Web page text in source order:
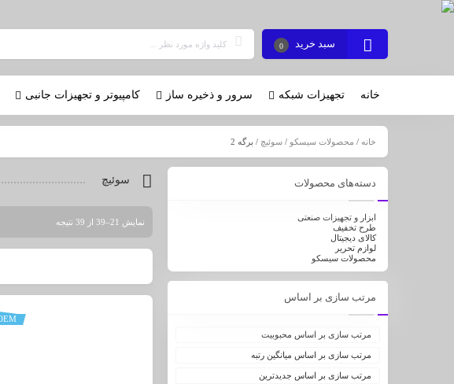
سبد خرید 0
خانه تجهیزات شبکه سرور و ذخیره ساز کامپیوتر و تجهیزات جانبی
خانه / محصولات سیسکو / سوئیچ / برگه 2
سوئیچ
نمایش 21–39 از 39 نتیجه
دسته‌های محصولات
ابزار و تجهیزات صنعتی
طرح تخفیف
کالای دیجیتال
لوازم تحریر
محصولات سیسکو
مرتب سازی بر اساس
مرتب سازی بر اساس محبوبیت
مرتب سازی بر اساس میانگین رتبه
مرتب سازی بر اساس جدیدترین